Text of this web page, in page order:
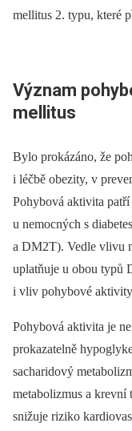
mellitus 2. typu, které
Význam
mellitus
Bylo prokázáno, že
i léčbě obezity, v
Pohybová aktivita
u nemocných s
a DM2T). Vedle vlivu
uplatňuje u obou typů
i vliv pohybové
Pohybová aktivita je
prokazatelně
sacharidový
metabolizmus a krevní
snižuje riziko